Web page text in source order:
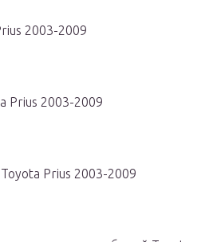
2003-2009
Prius 2003-2009
Prius 2003-2009